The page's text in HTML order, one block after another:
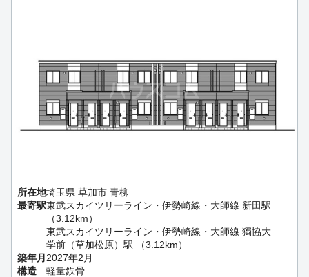
所在地埼玉県 草加市 青柳
最寄駅東武スカイツリーライン・伊勢崎線・大師線 新田駅
（3.12km）
東武スカイツリーライン・伊勢崎線・大師線 獨協大
学前（草加松原）駅 （3.12km）
築年月2027年2月
構造
軽量鉄骨